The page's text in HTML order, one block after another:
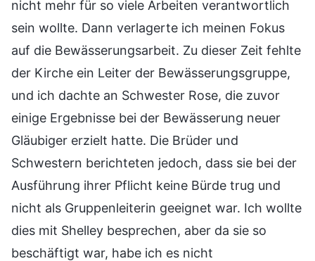
nicht mehr für so viele Arbeiten verantwortlich
sein wollte. Dann verlagerte ich meinen Fokus
auf die Bewässerungsarbeit. Zu dieser Zeit fehlte
der Kirche ein Leiter der Bewässerungsgruppe,
und ich dachte an Schwester Rose, die zuvor
einige Ergebnisse bei der Bewässerung neuer
Gläubiger erzielt hatte. Die Brüder und
Schwestern berichteten jedoch, dass sie bei der
Ausführung ihrer Pflicht keine Bürde trug und
nicht als Gruppenleiterin geeignet war. Ich wollte
dies mit Shelley besprechen, aber da sie so
beschäftigt war, habe ich es nicht